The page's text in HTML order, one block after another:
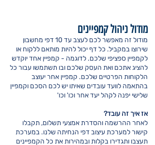
מודול ניהול קמפיינים
מודול זה מאפשר לכם לעצב עד 10 דפי מחשבון
שירוצו במקביל. כל דף יכול להיות מותאם ללקוח או
לקמפיין ספציפי שלכם. לדוגמה - קמפיין אחד יוקדש
להציג אתכם ואת העסק שלכם ובו תשתמשו עבור כל
הלקוחות הפרטיים שלכם. קמפיין אחר יעוצב
בהתאמה לוועד עובדים שאיתו יש לכם הסכם וקמפיין
שלישי יפנה לקהל יעד אחר וכו' וכו'
אז איך זה עובד?
לאחר ההרשמה והסדרת אמצעי תשלום, תקבלו
קישור למערכת עיצוב דפי הנחיתה שלנו. במערכת
תעצבו ותגדירו בקלות ובמהירות את כל הקמפיינים